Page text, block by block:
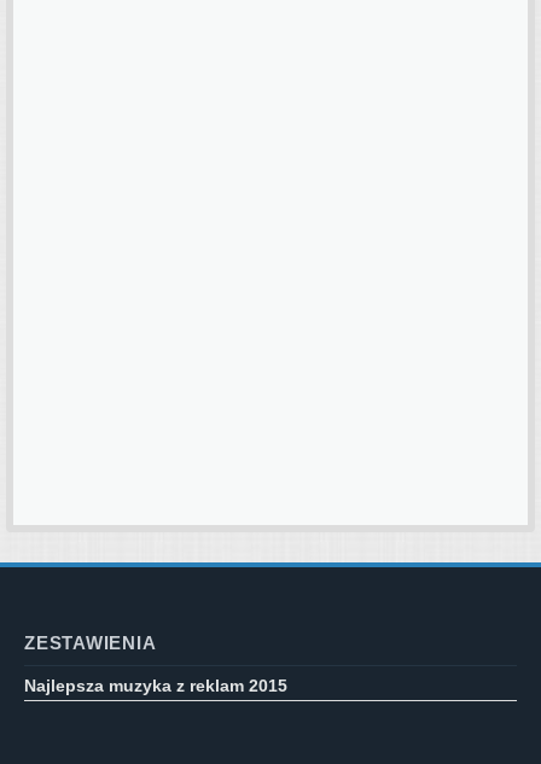
ZESTAWIENIA
Najlepsza muzyka z reklam 2015